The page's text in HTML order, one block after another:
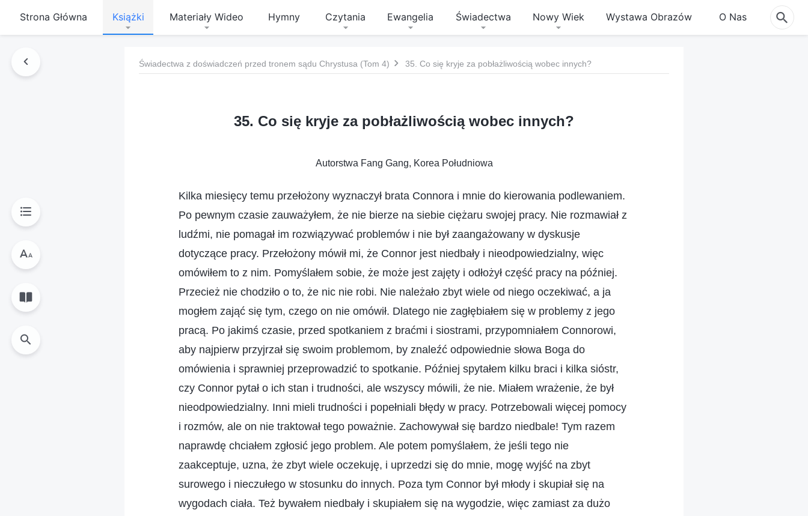
Strona Główna Książki Materiały Wideo Hymny Czytania Ewangelia Świadectwa Nowy Wiek Wystawa Obrazów O Nas
Świadectwa z doświadczeń przed tronem sądu Chrystusa (Tom 4) 35. Co się kryje za pobłażliwością wobec innych?
35. Co się kryje za pobłażliwością wobec innych?
Autorstwa Fang Gang, Korea Południowa
Kilka miesięcy temu przełożony wyznaczył brata Connora i mnie do kierowania podlewaniem.
Po pewnym czasie zauważyłem, że nie bierze na siebie ciężaru swojej pracy. Nie rozmawiał z
ludźmi, nie pomagał im rozwiązywać problemów i nie był zaangażowany w dyskusje
dotyczące pracy. Przełożony mówił mi, że Connor jest niedbały i nieodpowiedzialny, więc
omówiłem to z nim. Pomyślałem sobie, że może jest zajęty i odłożył część pracy na później.
Przecież nie chodziło o to, że nic nie robi. Nie należało zbyt wiele od niego oczekiwać, a ja
mogłem zająć się tym, czego on nie omówił. Dlatego nie zagłębiałem się w problemy z jego
pracą. Po jakimś czasie, przed spotkaniem z braćmi i siostrami, przypomniałem Connorowi,
aby najpierw przyjrzał się swoim problemom, by znaleźć odpowiednie słowa Boga do
omówienia i sprawniej przeprowadzić to spotkanie. Później spytałem kilku braci i kilka sióstr,
czy Connor pytał o ich stan i trudności, ale wszyscy mówili, że nie. Miałem wrażenie, że był
nieodpowiedzialny. Inni mieli trudności i popełniali błędy w pracy. Potrzebowali więcej pomocy
i rozmów, ale on nie traktował tego poważnie. Zachowywał się bardzo niedbale! Tym razem
naprawdę chciałem zgłosić jego problem. Ale potem pomyślałem, że jeśli tego nie
zaakceptuje, uzna, że zbyt wiele oczekuję, i uprzedzi się do mnie, mogę wyjść na zbyt
surowego i nieczułego w stosunku do innych. Poza tym Connor był młody i skupiał się na
wygodach ciała. Też bywałem niedbały i skupiałem się na wygodzie, więc zamiast za dużo